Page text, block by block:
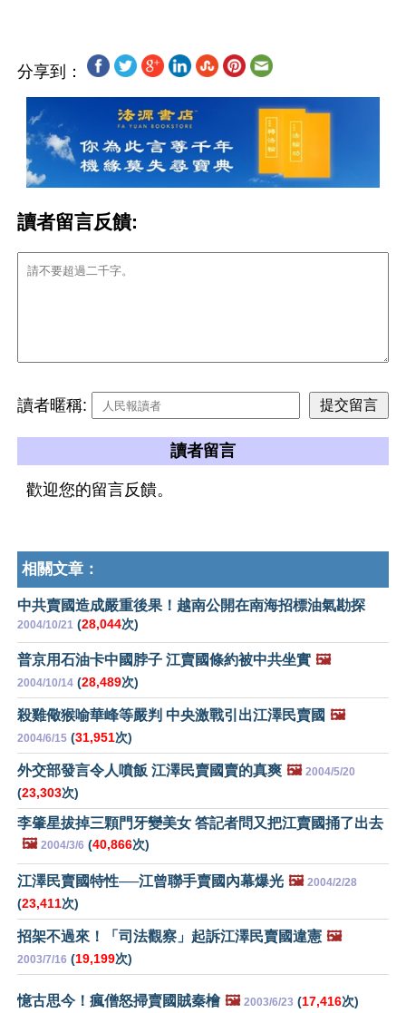
分享到：
讀者留言反饋:
讀者暱稱:
讀者留言
歡迎您的留言反饋。
相關文章：
中共賣國造成嚴重後果！越南公開在南海招標油氣勘探
2004/10/21 (28,044次)
普京用石油卡中國脖子 江賣國條約被中共坐實 🖼️
2004/10/14 (28,489次)
殺雞儆猴喻華峰等嚴判 中央激戰引出江澤民賣國 🖼️
2004/6/15 (31,951次)
外交部發言令人噴飯 江澤民賣國賣的真爽 🖼️ 2004/5/20
(23,303次)
李肇星拔掉三顆門牙變美女 答記者問又把江賣國捅了出去
🖼️ 2004/3/6 (40,866次)
江澤民賣國特性──江曾聯手賣國內幕爆光 🖼️ 2004/2/28
(23,411次)
招架不過來！「司法觀察」起訴江澤民賣國違憲 🖼️
2003/7/16 (19,199次)
憶古思今！瘋僧怒掃賣國賊秦檜 🖼️ 2003/6/23 (17,416次)